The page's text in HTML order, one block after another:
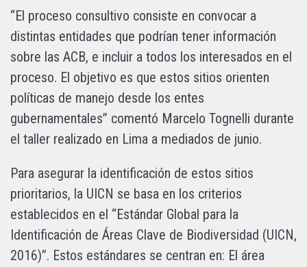
“El proceso consultivo consiste en convocar a
distintas entidades que podrían tener información
sobre las ACB, e incluir a todos los interesados en el
proceso. El objetivo es que estos sitios orienten
políticas de manejo desde los entes
gubernamentales” comentó Marcelo Tognelli durante
el taller realizado en Lima a mediados de junio.
Para asegurar la identificación de estos sitios
prioritarios, la UICN se basa en los criterios
establecidos en el “Estándar Global para la
Identificación de Áreas Clave de Biodiversidad (UICN,
2016)”. Estos estándares se centran en: El área